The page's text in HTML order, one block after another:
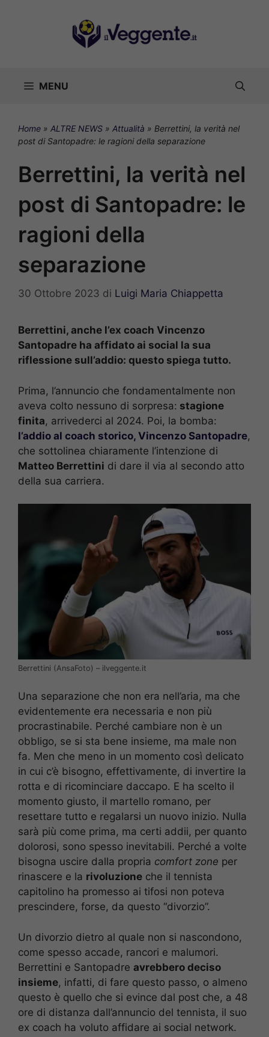
MENU
Home » ALTRE NEWS » Attualità » Berrettini, la verità nel
post di Santopadre: le ragioni della separazione
Berrettini, la verità nel
post di Santopadre: le
ragioni della
separazione
30 Ottobre 2023 di Luigi Maria Chiappetta
Berrettini, anche l’ex coach Vincenzo
Santopadre ha affidato ai social la sua
riflessione sull’addio: questo spiega tutto.
Prima, l’annuncio che fondamentalmente non
aveva colto nessuno di sorpresa: stagione
finita, arrivederci al 2024. Poi, la bomba:
l’addio al coach storico, Vincenzo Santopadre,
che sottolinea chiaramente l’intenzione di
Matteo Berrettini di dare il via al secondo atto
della sua carriera.
Berrettini (AnsaFoto) – ilveggente.it
Una separazione che non era nell’aria, ma che
evidentemente era necessaria e non più
procrastinabile. Perché cambiare non è un
obbligo, se si sta bene insieme, ma male non
fa. Men che meno in un momento così delicato
in cui c’è bisogno, effettivamente, di invertire la
rotta e di ricominciare daccapo. E ha scelto il
momento giusto, il martello romano, per
resettare tutto e regalarsi un nuovo inizio. Nulla
sarà più come prima, ma certi addii, per quanto
dolorosi, sono spesso inevitabili. Perché a volte
bisogna uscire dalla propria comfort zone per
rinascere e la rivoluzione che il tennista
capitolino ha promesso ai tifosi non poteva
prescindere, forse, da questo “divorzio”.
Un divorzio dietro al quale non si nascondono,
come spesso accade, rancori e malumori.
Berrettini e Santopadre avrebbero deciso
insieme, infatti, di fare questo passo, o almeno
questo è quello che si evince dal post che, a 48
ore di distanza dall’annuncio del tennista, il suo
ex coach ha voluto affidare ai social network.